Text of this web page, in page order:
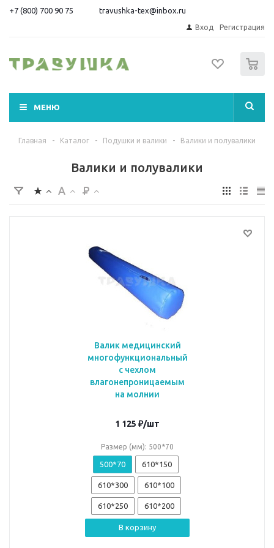
+7 (800) 700 90 75 travushka-tex@inbox.ru
Вход Регистрация
МЕНЮ
Главная - Каталог - Подушки и валики - Валики и полувалики
Валики и полувалики
Валик медицинский
многофункциональный
с чехлом
влагонепроницаемым
на молнии
1 125 ₽/шт
Размер (мм): 500*70
500*70 610*150
610*300 610*100
610*250 610*200
В корзину